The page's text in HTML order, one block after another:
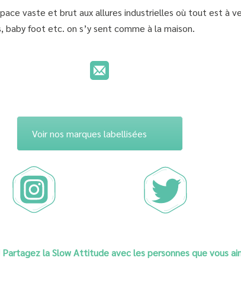
vaste et brut aux allures industrielles où tout est à
foot etc. on s’y sent comme à la maison.
Voir nos marques labellisées
Partagez la Slow Attitude avec les personnes que vous